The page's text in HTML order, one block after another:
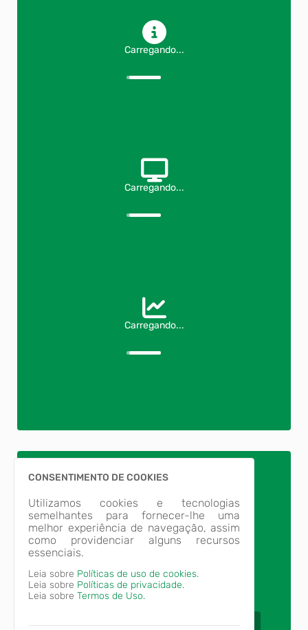
Carregando...
Carregando...
Carregando...
Fique por dentro das
Nome
CONSENTIMENTO DE COOKIES
Utilizamos cookies e tecnologias
semelhantes para fornecer-lhe uma
melhor experiência de navegação, assim
como providenciar alguns recursos
essenciais.
Leia sobre Políticas de uso de cookies.
Leia sobre Políticas de privacidade.
Leia sobre Termos de Uso.